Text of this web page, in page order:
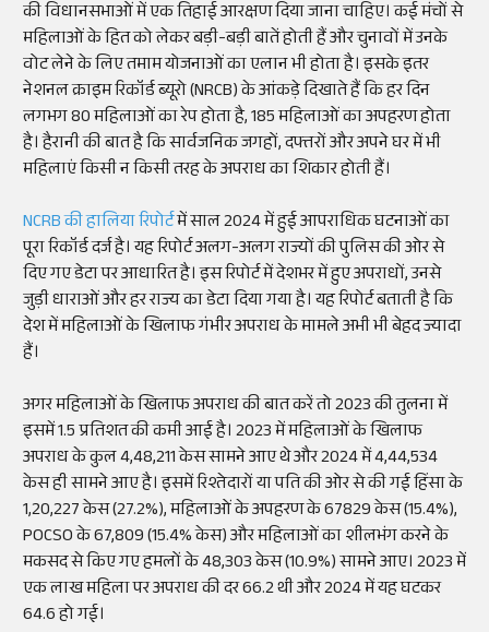
की विधानसभाओं में एक तिहाई आरक्षण दिया जाना चाहिए। कई मंचों से
महिलाओं के हित को लेकर बड़ी-बड़ी बातें होती हैं और चुनावों में उनके
वोट लेने के लिए तमाम योजनाओं का एलान भी होता है। इसके इतर
नेशनल क्राइम रिकॉर्ड ब्यूरो (NRCB) के आंकड़े दिखाते हैं कि हर दिन
लगभग 80 महिलाओं का रेप होता है, 185 महिलाओं का अपहरण होता
है। हैरानी की बात है कि सार्वजनिक जगहों, दफ्तरों और अपने घर में भी
महिलाएं किसी न किसी तरह के अपराध का शिकार होती हैं।
NCRB की हालिया रिपोर्टमें साल 2024 में हुई आपराधिक घटनाओं का
पूरा रिकॉर्ड दर्ज है। यह रिपोर्ट अलग-अलग राज्यों की पुलिस की ओर से
दिए गए डेटा पर आधारित है। इस रिपोर्ट में देशभर में हुए अपराधों, उनसे
जुड़ी धाराओं और हर राज्य का डेटा दिया गया है। यह रिपोर्ट बताती है कि
देश में महिलाओं के खिलाफ गंभीर अपराध के मामले अभी भी बेहद ज्यादा
हैं।
अगर महिलाओं के खिलाफ अपराध की बात करें तो 2023 की तुलना में
इसमें 1.5 प्रतिशत की कमी आई है। 2023 में महिलाओं के खिलाफ
अपराध के कुल 4,48,211 केस सामने आए थे और 2024 में 4,44,534
केस ही सामने आए है। इसमें रिश्तेदारों या पति की ओर से की गई हिंसा के
1,20,227 केस (27.2%), महिलाओं के अपहरण के 67829 केस (15.4%),
POCSO के 67,809 (15.4% केस) और महिलाओं का शीलभंग करने के
मकसद से किए गए हमलों के 48,303 केस (10.9%) सामने आए। 2023 में
एक लाख महिला पर अपराध की दर 66.2 थी और 2024 में यह घटकर
64.6 हो गई।